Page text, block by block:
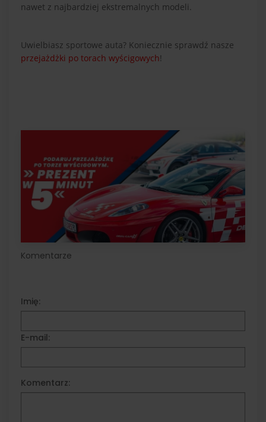
nawet z najbardziej ekstremalnych modeli.
Uwielbiasz sportowe auta? Koniecznie sprawdź nasze
przejażdżki po torach wyścigowych!
Komentarze
Imię:
E-mail:
Komentarz: